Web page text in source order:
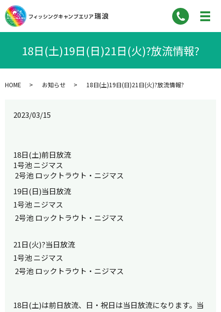
18日(土)19日(日)21日(火)?放流情報?
HOME お知らせ 18日(土)19日(日)21日(火)?放流情報?
2023/03/15
18日(土)前日放流
1号池 ニジマス
2号池 ロックトラウト・ニジマス
19日(日)当日放流
1号池 ニジマス
2号池 ロックトラウト・ニジマス
21日(火)?当日放流
1号池 ニジマス
2号池 ロックトラウト・ニジマス
18日(土)は前日放流、日・祝日は当日放流になります。当